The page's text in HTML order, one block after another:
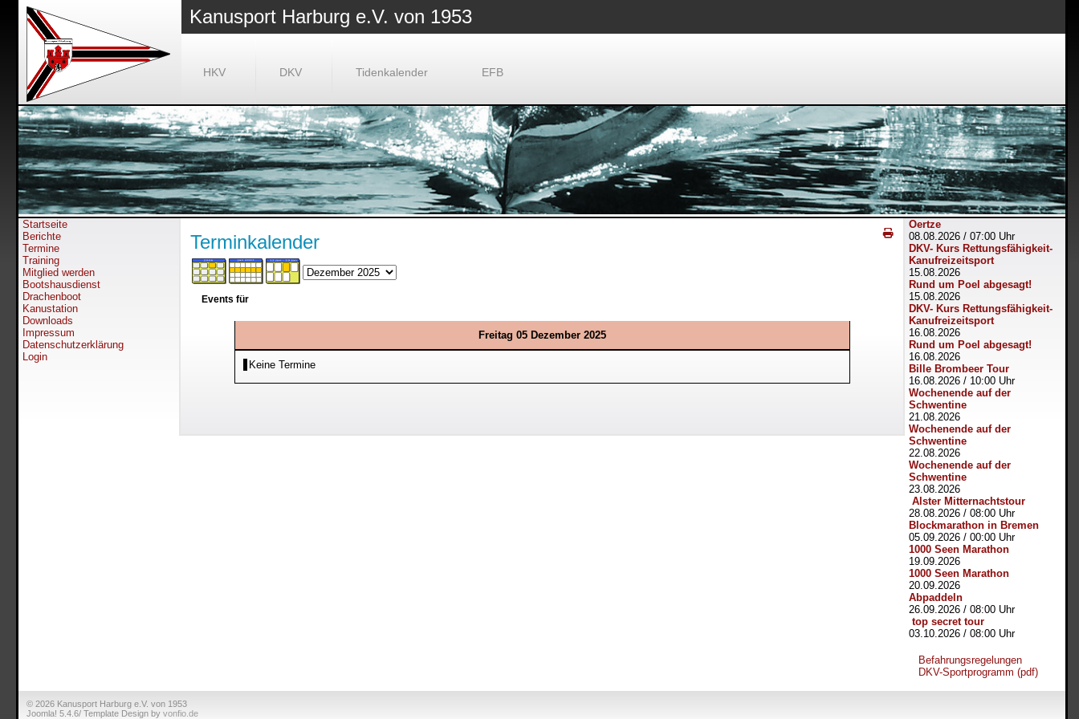
Kanusport Harburg e.V. von 1953
HKV DKV Tidenkalender EFB
Startseite
Berichte
Termine
Training
Mitglied werden
Bootshausdienst
Drachenboot
Kanustation
Downloads
Impressum
Datenschutzerklärung
Login
Oertze
08.08.2026 / 07:00 Uhr
DKV- Kurs Rettungsfähigkeit-
Kanufreizeitsport
15.08.2026
Rund um Poel abgesagt!
15.08.2026
DKV- Kurs Rettungsfähigkeit-
Kanufreizeitsport
16.08.2026
Rund um Poel abgesagt!
16.08.2026
Bille Brombeer Tour
16.08.2026 / 10:00 Uhr
Wochenende auf der
Schwentine
21.08.2026
Wochenende auf der
Schwentine
22.08.2026
Wochenende auf der
Schwentine
23.08.2026
Alster Mitternachtstour
28.08.2026 / 08:00 Uhr
Blockmarathon in Bremen
05.09.2026 / 00:00 Uhr
1000 Seen Marathon
19.09.2026
1000 Seen Marathon
20.09.2026
Abpaddeln
26.09.2026 / 08:00 Uhr
top secret tour
03.10.2026 / 08:00 Uhr
Befahrungsregelungen
DKV-Sportprogramm (pdf)
Terminkalender
Events für
Freitag 05 Dezember 2025
Keine Termine
© 2026 Kanusport Harburg e.V. von 1953
Joomla! 5.4.6/ Template Design by vonfio.de